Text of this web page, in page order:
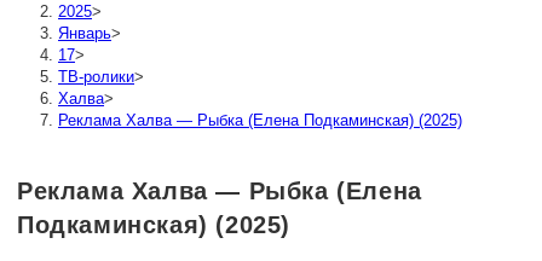
2025>
Январь>
17>
ТВ-ролики>
Халва>
Реклама Халва — Рыбка (Елена Подкаминская) (2025)
Реклама Халва — Рыбка (Елена
Подкаминская) (2025)